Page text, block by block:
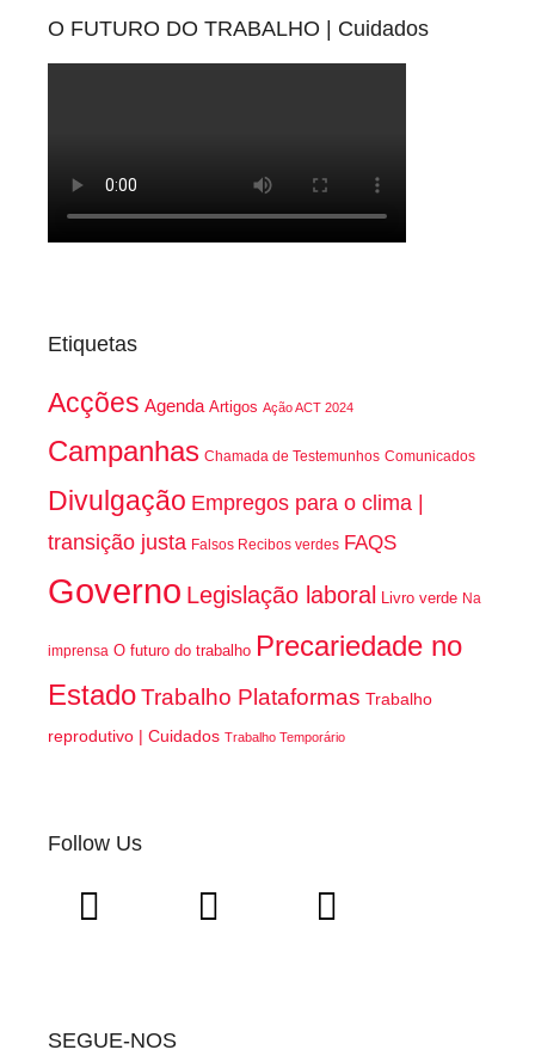
O FUTURO DO TRABALHO | Cuidados
Etiquetas
Acções Agenda Artigos Ação ACT 2024
Campanhas Chamada de Testemunhos Comunicados
Divulgação Empregos para o clima |
transição justa Falsos Recibos verdes FAQS
Governo Legislação laboral Livro verde Na
imprensa O futuro do trabalho Precariedade no
EstadoTrabalho Plataformas Trabalho
reprodutivo | Cuidados Trabalho Temporário
Follow Us
SEGUE-NOS